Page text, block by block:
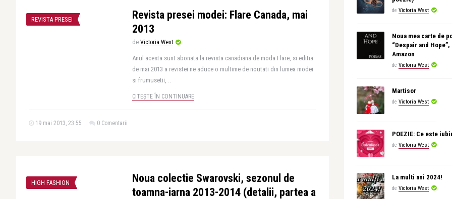
REVISTA PRESEI
Revista presei modei: Flare Canada, mai
2013
de Victoria West
Anul acesta sunt abonata la revista canadiana de moda Flare, si editia
de mai 2013 a revistei ne aduce o multime de noutati din lumea modei
si frumusetii, ..
CITEȘTE ÎN CONTINUARE
19 mai 2013, 23:55 0 Comentarii
HIGH FASHION
Noua colectie Swarovski, sezonul de
toamna-iarna 2013-2014 (detalii, partea a
de Victoria West
Noua mea carte de
“Despair and Hope”,
Amazon
de Victoria West
Martisor
de Victoria West
POEZIE: Ce este
de Victoria West
La multi ani 2024!
de Victoria West